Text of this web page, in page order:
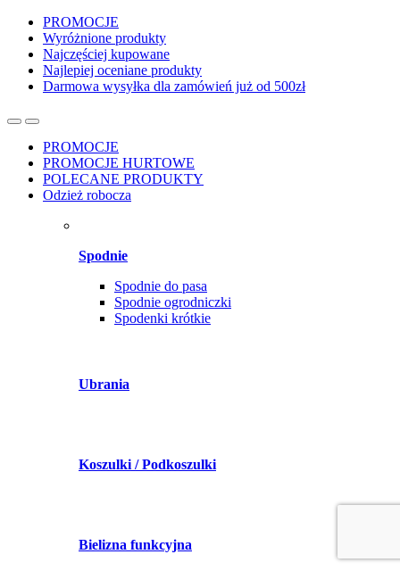
PROMOCJE
Wyróżnione produkty
Najczęściej kupowane
Najlepiej oceniane produkty
Darmowa wysyłka dla zamówień już od 500zł
PROMOCJE
PROMOCJE HURTOWE
POLECANE PRODUKTY
Odzież robocza
Spodnie
Spodnie do pasa
Spodnie ogrodniczki
Spodenki krótkie
Ubrania
Koszulki / Podkoszulki
Bielizna funkcyjna